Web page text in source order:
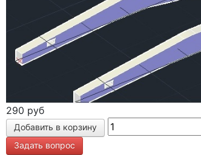
290 руб
Задать вопрос